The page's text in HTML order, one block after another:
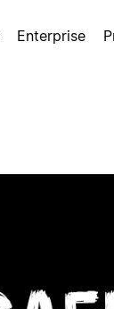
Enterprise